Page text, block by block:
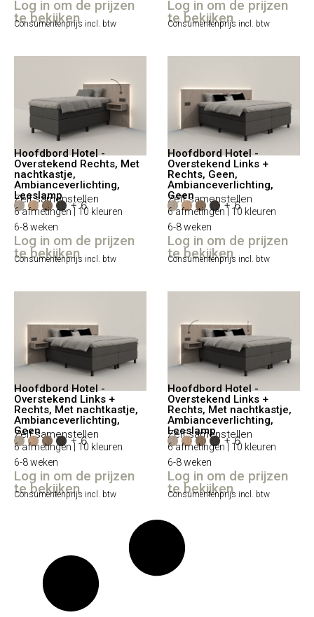
Log in om de prijzen
te bekijken
Consumentenprijs incl. btw
Log in om de prijzen
te bekijken
Consumentenprijs incl. btw
Hoofdbord Hotel -
Overstekend Rechts, Met
nachtkastje,
Ambianceverlichting,
Leeslamp
Zelf samenstellen
+ 6
6 afmetingen | 10 kleuren
6-8 weken
Log in om de prijzen
te bekijken
Consumentenprijs incl. btw
Hoofdbord Hotel -
Overstekend Links +
Rechts, Geen,
Ambianceverlichting,
Geen
Zelf samenstellen
+ 6
6 afmetingen | 10 kleuren
6-8 weken
Log in om de prijzen
te bekijken
Consumentenprijs incl. btw
Hoofdbord Hotel -
Overstekend Links +
Rechts, Met nachtkastje,
Ambianceverlichting,
Geen
Zelf samenstellen
+ 6
6 afmetingen | 10 kleuren
6-8 weken
Log in om de prijzen
te bekijken
Consumentenprijs incl. btw
Hoofdbord Hotel -
Overstekend Links +
Rechts, Met nachtkastje,
Ambianceverlichting,
Leeslamp
Zelf samenstellen
+ 6
6 afmetingen | 10 kleuren
6-8 weken
Log in om de prijzen
te bekijken
Consumentenprijs incl. btw